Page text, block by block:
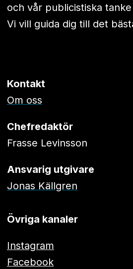
och vår publicistiska
Vi vill guida dig till det
Kontakt
Om oss
Chefredaktör
Frasse Levinsson
Ansvarig utgivare
Jonas Källgren
Övriga kanaler
Instagram
Facebook